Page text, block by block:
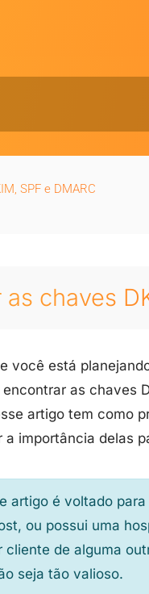
SPF e DMARC
chaves
você está
as chaves
artigo tem como
importância delas
artigo é voltado para
ou possui uma
de alguma
seja tão valioso.